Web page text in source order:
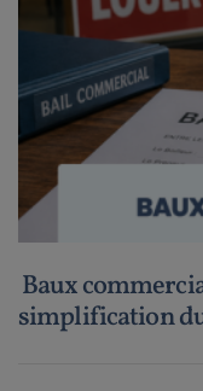
Baux
simplification